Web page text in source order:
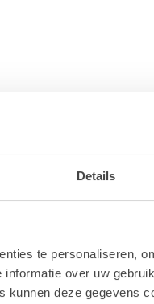
Details
te personaliseren,
over uw
kunnen deze gegevens